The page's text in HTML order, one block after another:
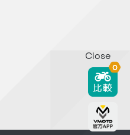
Close
0